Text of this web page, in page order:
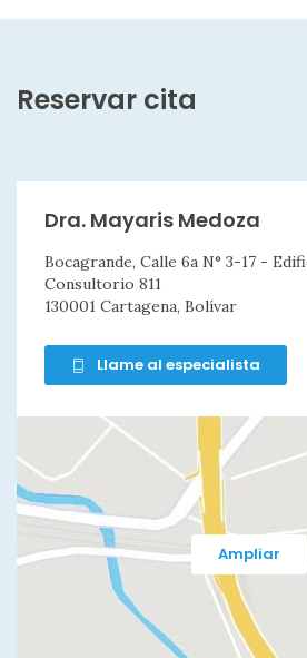
Reservar cita
Dra. Mayaris Medoza
Bocagrande, Calle 6a N° 3-17 -
Consultorio 811
130001 Cartagena, Bolívar
Llame al especialista
Ampliar